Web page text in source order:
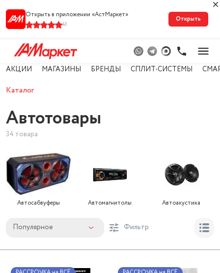
Открыть в приложении «АстМарке‪т‬»
41
Открыть
АКЦИИ МАГАЗИНЫ БРЕНДЫ СПЛИТ-СИСТЕМЫ
Каталог
Автотовары
34 товара
Автосабвуферы Автомагнитолы Автоакустика
Популярное Фильтр